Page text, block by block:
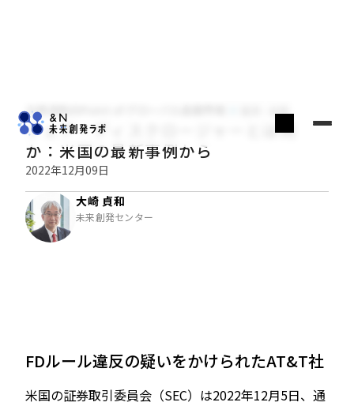
大崎貞和のPoint of グローバル金融市場
フェア・ディスクロージャーとは何
か：米国の最新事例から
2022年12月09日
大崎 貞和
未来創発センター
FDルール違反の疑いをかけられたAT&T社
米国の証券取引委員会（SEC）は2022年12月5日、通